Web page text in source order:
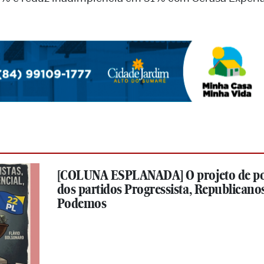
[COLUNA ESPLANADA] O projeto de
dos partidos Progressista,
Podemos